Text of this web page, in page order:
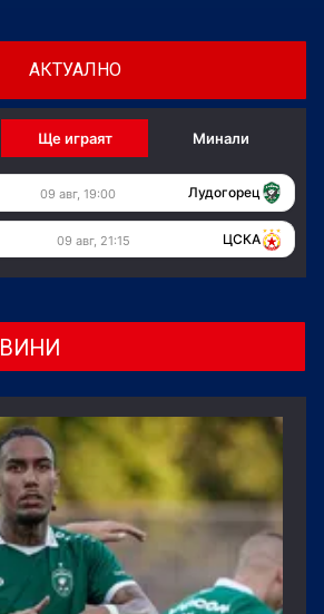
АКТУАЛНО
Ще играят Минали
09 авг, 19:00 Лудогорец
09 авг, 21:15 ЦСКА